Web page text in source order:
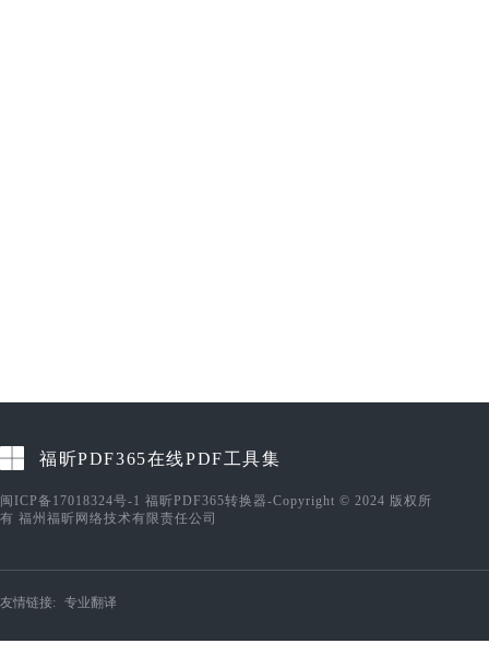
福昕PDF365在线PDF工具集
闽ICP备17018324号-1 福昕PDF365转换器-Copyright © 2024 版权所
有 福州福昕网络技术有限责任公司
友情链接: 专业翻译